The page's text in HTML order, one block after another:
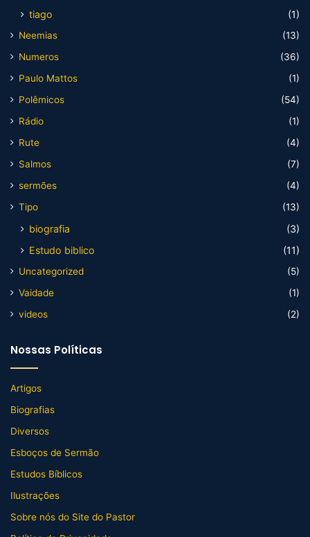
tiago
(1)
Neemias
(13)
Numeros
(36)
Paulo Mattos
(1)
Polêmicos
(54)
Rádio
(1)
Rute
(4)
Salmos
(7)
sermões
(4)
Tipo
(13)
biografia
(3)
Estudo biblico
(11)
Uncategorized
(5)
Vaidade
(1)
videos
(2)
Nossas Políticas
Artigos
Biografias
Diversos
Esboços de Sermão
Estudos Bíblicos
Ilustrações
Sobre nós do Site do Pastor